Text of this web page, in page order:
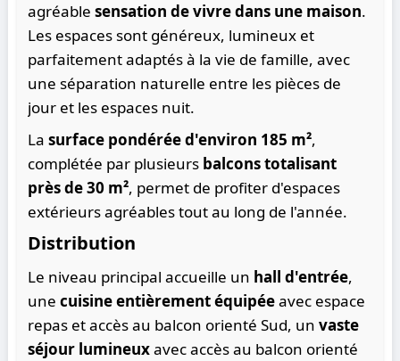
agréablesensation de vivre dans une maison.
Les espaces sont généreux, lumineux et
parfaitement adaptés à la vie de famille, avec
une séparation naturelle entre les pièces de
jour et les espaces nuit.
Lasurface pondérée d'environ 185 m²,
complétée par plusieurs balcons totalisant
près de 30 m², permet de profiter d'espaces
extérieurs agréables tout au long de l'année.
Distribution
Le niveau principal accueille un hall d'entrée,
unecuisine entièrement équipéeavec espace
repas et accès au balcon orienté Sud, unvaste
séjour lumineuxavec accès au balcon orienté